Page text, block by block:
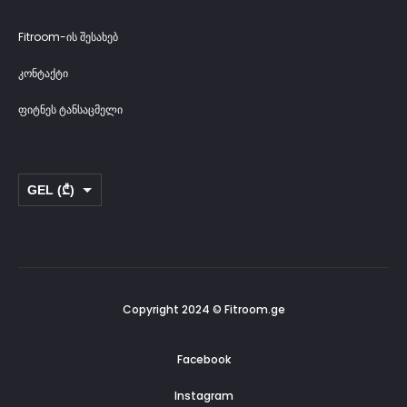
Fitroom-ის შესახებ
კონტაქტი
ფიტნეს ტანსაცმელი
GEL (₾)
Copyright 2024 © Fitroom.ge
Facebook
Instagram